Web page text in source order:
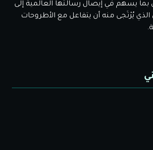
بما يسهم في إيصال رسالتها العالمية إلى
الذي يُرْتَجى منه أن يتفاعل مع الأطروحات